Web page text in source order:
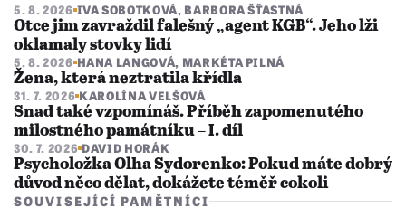
5. 8. 2026 IVA SOBOTKOVÁ, BARBORA ŠŤASTNÁ
Otce jim zavraždil falešný „agent KGB“. Jeho lži
oklamaly stovky lidí
5. 8. 2026 HANA LANGOVÁ, MARKÉTA PILNÁ
Žena, která neztratila křídla
31. 7. 2026 KAROLÍNA VELŠOVÁ
Snad také vzpomínáš. Příběh zapomenutého
milostného památníku – I. díl
30. 7. 2026 DAVID HORÁK
Psycholožka Olha Sydorenko: Pokud máte dobrý
důvod něco dělat, dokážete téměř cokoli
SOUVISEJÍCÍ PAMĚTNÍCI